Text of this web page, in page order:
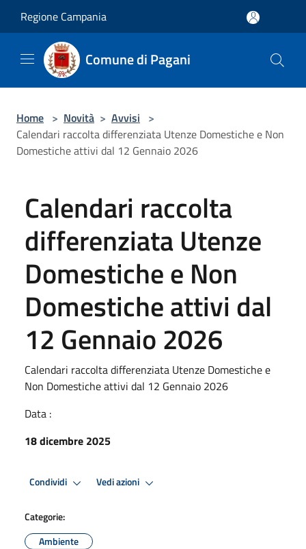
Regione Campania
Comune di Pagani
Home > Novità > Avvisi >
Calendari raccolta differenziata Utenze Domestiche e Non
Domestiche attivi dal 12 Gennaio 2026
Calendari raccolta
differenziata Utenze
Domestiche e Non
Domestiche attivi dal
12 Gennaio 2026
Calendari raccolta differenziata Utenze Domestiche e
Non Domestiche attivi dal 12 Gennaio 2026
Data :
18 dicembre 2025
Condividi Vedi azioni
Categorie:
Ambiente